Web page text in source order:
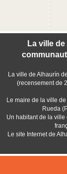
La ville
La ville de Alhaurín
(recensement de
Le maire de la ville
Rueda
Un habitant de la ville
Le site Internet de